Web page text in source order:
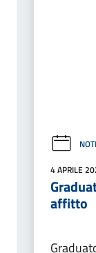
4 APRILE
affitto